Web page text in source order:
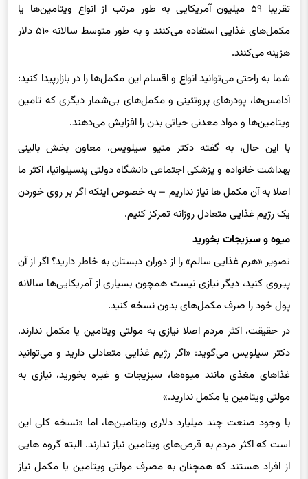
مکمل‌های غذایی استفاده می‌کنند و به طور متوسط سالانه ۵۱۰ دلار
هزینه می‌کنند.
شما به راحتی می‌توانید انواع و اقسام این مکمل‌ها را در بازارپیدا کنید:
آدامس‌ها، پودرهای پروتئینی و مکمل‌های بی‌شمار دیگری که تامین
ویتامین‌ها و مواد معدنی حیاتی بدن را افزایش می‌دهند.
با این حال، به گفته دکتر متیو سیلویس، معاون بخش بالینی
بهداشت خانواده و پزشکی اجتماعی دانشگاه دولتی پنسیلوانیا، اکثر ما
اصلا به آن مکمل ها نیاز نداریم – به خصوص اینکه اگر بر روی خوردن
یک رژیم غذایی متعادل روزانه تمرکز کنیم.
میوه و سبزیجات بخورید
تصویر «هرم غذایی سالم» را از دوران دبستان به خاطر دارید؟ اگر از آن
پیروی کنید، دیگر نیازی نیست همچون بسیاری از آمریکایی‌ها سالانه
پول خود را صرف مکمل‌های بدون نسخه کنید.
در حقیقت، اکثر مردم اصلا نیازی به مولتی ویتامین یا مکمل ندارند.
دکتر سیلویس می‌گوید: «اگر رژیم غذایی متعادلی دارید و می‌توانید
غذاهای مغذی مانند میوه‌ها، سبزیجات و غیره بخورید، نیازی به
مولتی ویتامین یا مکمل ندارید.»
با وجود صنعت چند میلیارد دلاری ویتامین‌ها، اما «نسخه کلی این
است که اکثر مردم به قرص‌های ویتامین نیاز ندارند. البته گروه هایی
از افراد هستند که همچنان به مصرف مولتی ویتامین یا مکمل نیاز
دارند و این موضوع از فردی تا فرد دیگر متفاوت است.»